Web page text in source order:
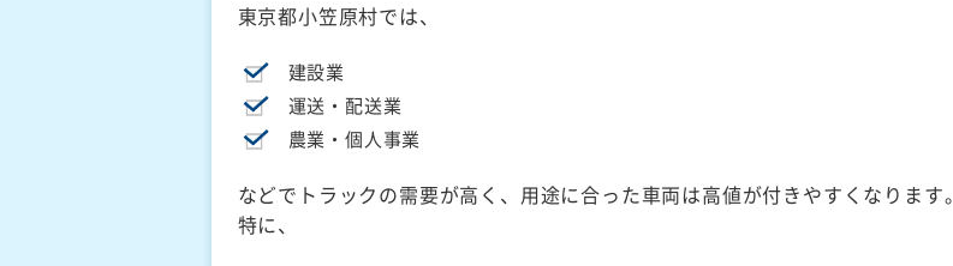
東京都小笠原村では、
建設業
運送・配送業
農業・個人事業
などでトラックの需要が高く、用途に合った車両は高値が付きやすくなります。
特に、